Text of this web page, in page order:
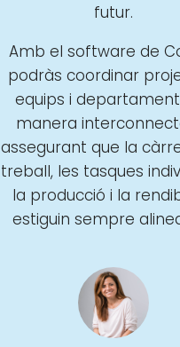
futur.
Amb el software de
podràs coordinar
equips i
manera
assegurant que la
treball, les tasques
la producció i la
estiguin sempre